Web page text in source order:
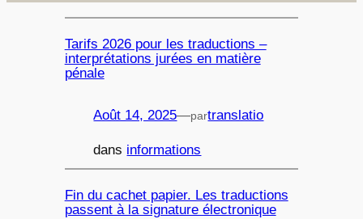
Tarifs 2026 pour les traductions –
interprétations jurées en matière
pénale
Août 14, 2025—partranslatio
dans informations
Fin du cachet papier. Les traductions
passent à la signature électronique